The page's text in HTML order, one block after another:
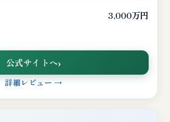
3,000万円
公式サイトへ
詳細レビュー →